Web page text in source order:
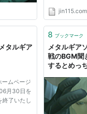
コビッチ…寺瀬今日子
セロット…戸谷公次
METAL
出版社/メーカー:
発売日:2001/11/
メディア:Video
購入: 1人クリック
MGS2のテー
とが明かされ
た。実際の記
表...
jin115.com
タルギア
ムページ
月30日を
終了いたし
8 ブックマーク
メタルギア
戦のBGM聞
するとめっ